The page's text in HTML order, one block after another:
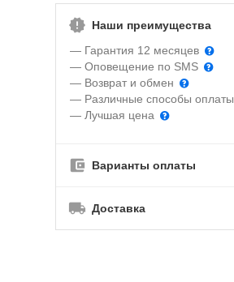
Наши преимущества
— Гарантия 12 месяцев
— Оповещение по SMS
— Возврат и обмен
— Различные способы оплаты
— Лучшая цена
Варианты оплаты
Доставка